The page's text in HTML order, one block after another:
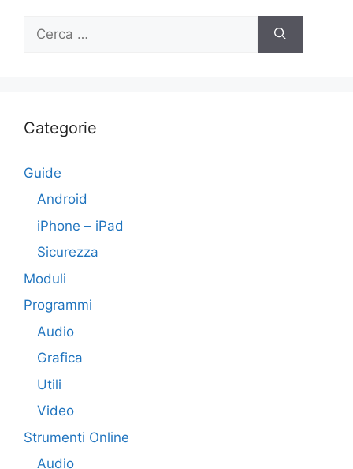
per:
Categorie
Guide
Android
iPhone – iPad
Sicurezza
Moduli
Programmi
Audio
Grafica
Utili
Video
Strumenti Online
Audio